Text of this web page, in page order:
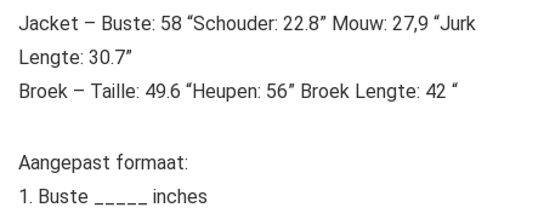
Jacket – Buste: 58 “Schouder: 22.8” Mouw: 27,9 “Jurk
Lengte: 30.7”
Broek – Taille: 49.6 “Heupen: 56” Broek Lengte: 42 “
Aangepast formaat:
1. Buste _____ inches